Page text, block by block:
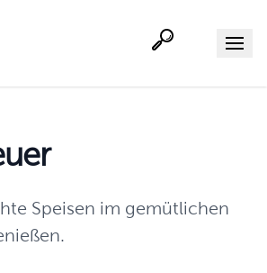
Speisen im gemütlichen